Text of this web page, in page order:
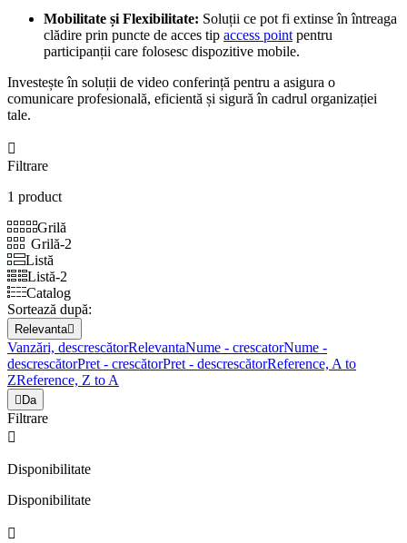
Mobilitate și Flexibilitate: Soluții ce pot fi extinse în întreaga
clădire prin puncte de acces tip access pointpentru
participanții care folosesc dispozitive mobile.
Investește în soluții de video conferință pentru a asigura o
comunicare profesională, eficientă și sigură în cadrul organizației
tale.

Filtrare
1 product
Grilă
Grilă-2
Listă
Listă-2
Catalog
Sortează după:
Relevanta
Vanzări, descrescătorRelevantaNume - crescatorNume -
descrescătorPret - crescătorPret - descrescătorReference, A to
ZReference, Z to A
 Da
Filtrare

Disponibilitate
Disponibilitate
